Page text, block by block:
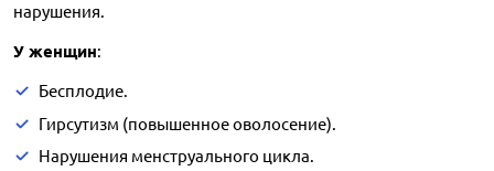
нарушения.
У женщин:
Бесплодие.
Гирсутизм (повышенное оволосение).
Нарушения менструального цикла.